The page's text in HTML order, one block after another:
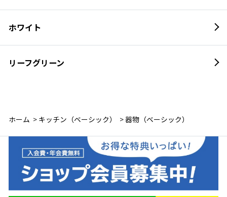
ホワイト
リーフグリーン
ナイトグレイＡｍｚ
オリーブＡｍｚ
ホーム > キッチン（ベーシック） >器物（ベーシック）